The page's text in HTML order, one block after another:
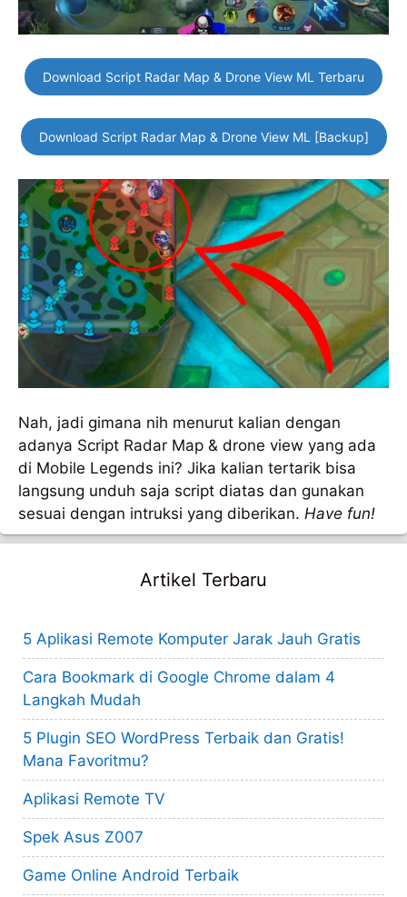
Download Script Radar Map & Drone View ML Terbaru
Download Script Radar Map & Drone View ML [Backup]
Nah, jadi gimana nih menurut kalian dengan
adanya Script Radar Map & drone view yang ada
di Mobile Legends ini? Jika kalian tertarik bisa
langsung unduh saja script diatas dan gunakan
sesuai dengan intruksi yang diberikan. Have fun!
Artikel Terbaru
5 Aplikasi Remote Komputer Jarak Jauh Gratis
Cara Bookmark di Google Chrome dalam 4
Langkah Mudah
5 Plugin SEO WordPress Terbaik dan Gratis!
Mana Favoritmu?
Aplikasi Remote TV
Spek Asus Z007
Game Online Android Terbaik